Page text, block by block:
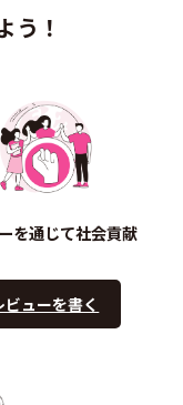
う！
を通じて社会貢献
ビューを書く